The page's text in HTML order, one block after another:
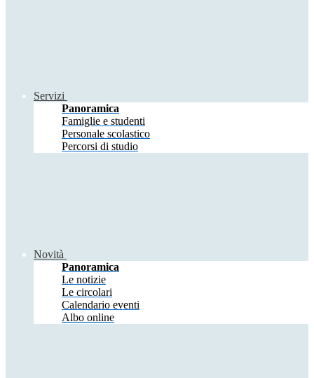
Servizi
Panoramica
Famiglie e studenti
Personale scolastico
Percorsi di studio
Novità
Panoramica
Le notizie
Le circolari
Calendario eventi
Albo online